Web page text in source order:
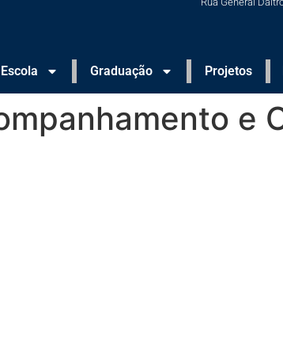
Escola Graduação Projetos
e